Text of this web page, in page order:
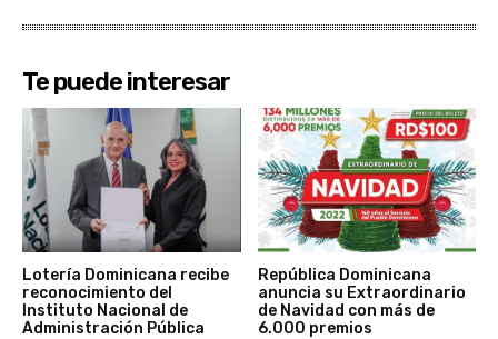
Te puede interesar
Lotería Dominicana recibe
reconocimiento del
Instituto Nacional de
Administración Pública
República Dominicana
anuncia su Extraordinario
de Navidad con más de
6.000 premios